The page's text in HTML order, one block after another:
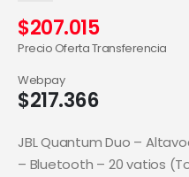
$207.015
Precio Oferta Transferencia
$217.366
Webpay
JBL Quantum Duo –
– Bluetooth – 20 vatios